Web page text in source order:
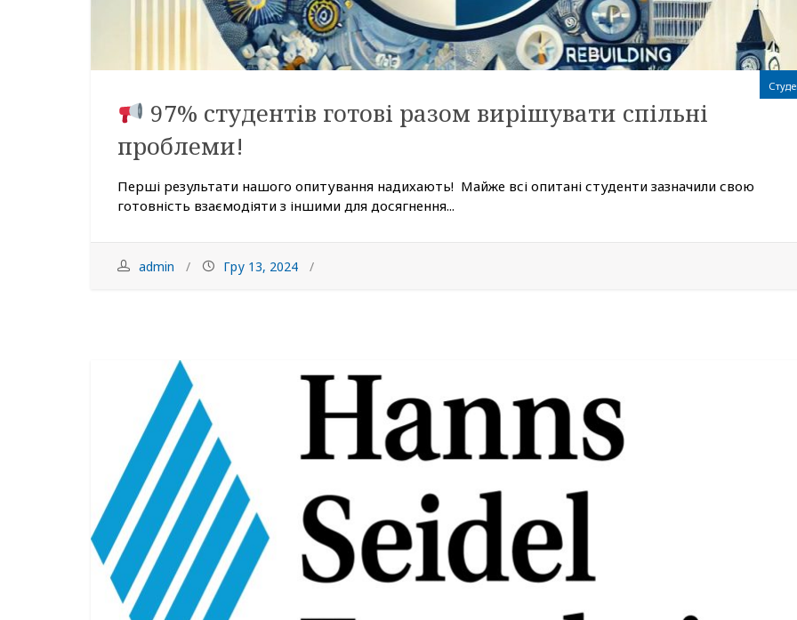
97% студентів готові разом вирішувати спільні
проблеми!
Перші результати нашого опитування надихають! Майже всі опитані студенти зазначили свою
готовність взаємодіяти з іншими для досягнення...
admin Гру 13, 2024